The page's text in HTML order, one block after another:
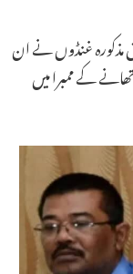
مذکورہ غنڈوں نے ان
کے ممبرا میں